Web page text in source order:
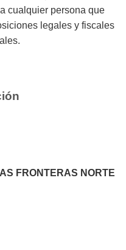
cualquier persona que
legales y fiscales
FRONTERAS NORTE